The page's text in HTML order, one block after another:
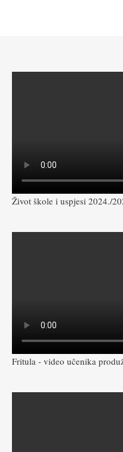
Život škole i uspjesi 2024./
Fritula - video učenika